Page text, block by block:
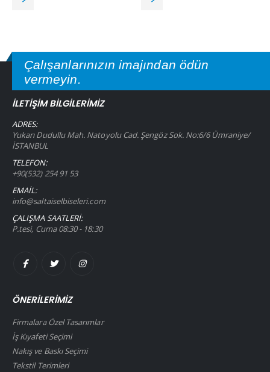
Çalışanlarınızın imajından ödün
vermeyin.
İLETIŞIM BILGILERIMIZ
ADRES:
Yukarı Dudullu Mah. Natoyolu Cad. Şengöz Sok. No:6/6 Ümraniye/
İSTANBUL
TELEFON:
+90(532) 254 91 53
EMAIL:
info@saltaiselbiseleri.com
ÇALIŞMA SAATLERI:
P.tesi, Cuma 08:30 - 18:30
ÖNERİLERİMİZ
Firmalara Özel Tasarımlar
İş Kıyafeti Seçimi
Nakış ve Baskı Seçimi
Tekstil Terimleri